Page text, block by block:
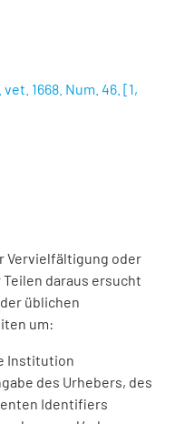
1668. Num. 46. [1,
Vervielfältigung oder
daraus ersucht
üblichen
um:
Institution
des Urhebers, des
Identifiers